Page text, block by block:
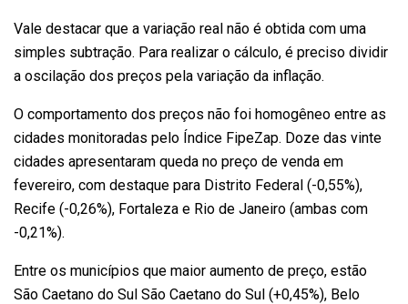
Vale destacar que a variação real não é obtida com uma
simples subtração. Para realizar o cálculo, é preciso dividir
a oscilação dos preços pela variação da inflação.
O comportamento dos preços não foi homogêneo entre as
cidades monitoradas pelo Índice FipeZap. Doze das vinte
cidades apresentaram queda no preço de venda em
fevereiro, com destaque para Distrito Federal (-0,55%),
Recife (-0,26%), Fortaleza e Rio de Janeiro (ambas com
-0,21%).
Entre os municípios que maior aumento de preço, estão
São Caetano do Sul São Caetano do Sul (+0,45%), Belo